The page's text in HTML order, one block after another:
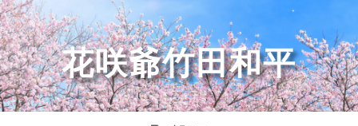
コ
ン
テ
ン
ツ
へ
ス
花咲爺竹田和平